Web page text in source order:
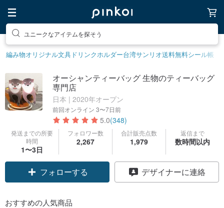
素敵な生活グッズを探そう
編み物オリジナル文具 ドリンクホルダー台湾サンリオ送料無料シール帳
オーシャンティーバッグ 生物のティーバッグ
専門店
日本 | 2020年オープン
前回オンライン 3〜7日前
5.0(348)
発送までの所要
時間
1〜3日
フォロワー数
2,267
合計販売点数
1,979
返信まで
数時間以内
フォローする デザイナーに連絡
おすすめの人気商品